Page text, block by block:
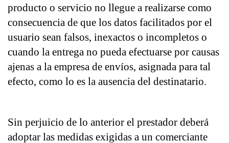
producto o servicio no llegue a realizarse como
consecuencia de que los datos facilitados por el
usuario sean falsos, inexactos o incompletos o
cuando la entrega no pueda efectuarse por causas
ajenas a la empresa de envíos, asignada para tal
efecto, como lo es la ausencia del destinatario.
Sin perjuicio de lo anterior el prestador deberá
adoptar las medidas exigidas a un comerciante